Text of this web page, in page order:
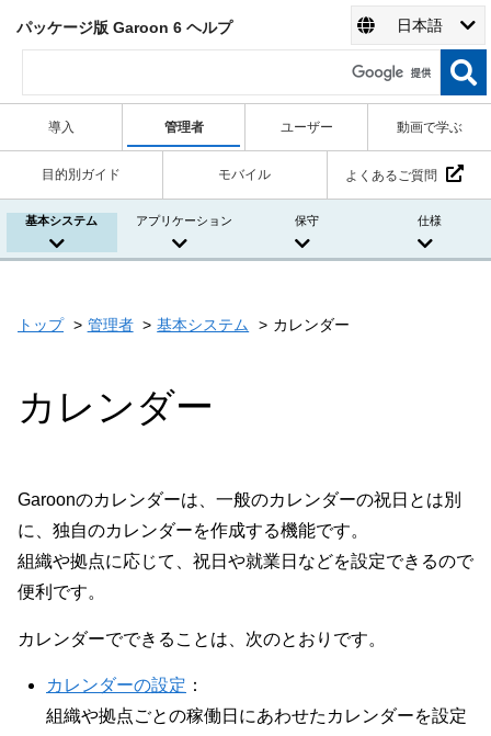
パッケージ版 Garoon 6 ヘルプ 日本語
導入 管理者 ユーザー 動画で学ぶ
目的別ガイド モバイル よくあるご質問
基本システム アプリケーション 保守 仕様
トップ 管理者 基本システム カレンダー
カレンダー
Garoonのカレンダーは、一般のカレンダーの祝日とは別
に、独自のカレンダーを作成する機能です。
組織や拠点に応じて、祝日や就業日などを設定できるので
便利です。
カレンダーでできることは、次のとおりです。
カレンダーの設定 ：
組織や拠点ごとの稼働日にあわせたカレンダーを設定